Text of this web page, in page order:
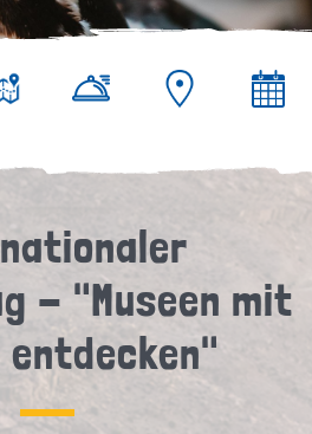
- "Museen mit
entdecken"